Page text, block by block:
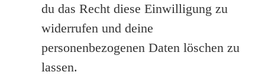
du das Recht diese Einwilligung zu
widerrufen und deine
personenbezogenen Daten löschen zu
lassen.